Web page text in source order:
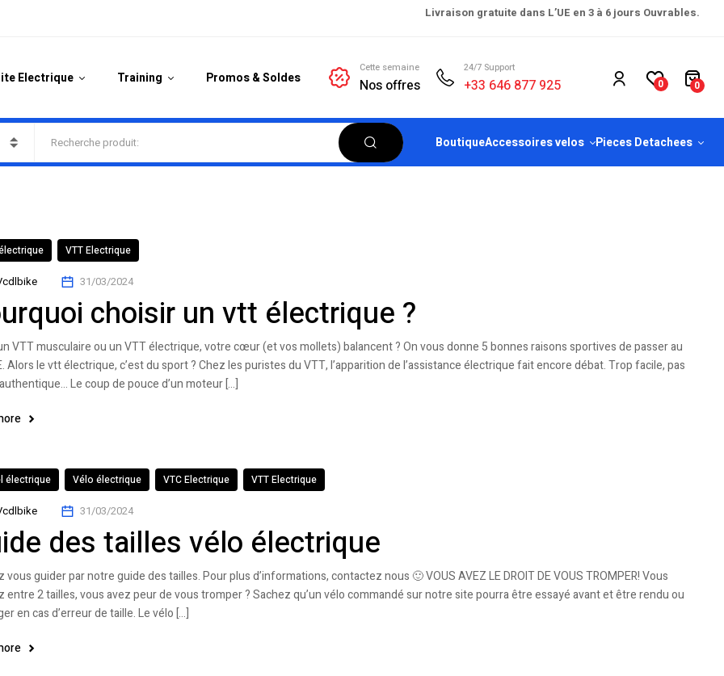
Livraison gratuite dans L’UE en 3 à 6 jours Ouvrables.
Electrique Training Promos & Soldes
Cette semaine
Nos offres
24/7 Support
+33 646 877 925 0 0
BoutiqueAccessoires velos Pieces Detachees
VTT Electrique
31/03/2024
choisir un vtt électrique ?
VTT musculaire ou un VTT électrique, votre cœur (et vos mollets) balancent ? On vous donne 5 bonnes raisons sportives de passer au
Alors le vtt électrique, c’est du sport ? Chez les puristes du VTT, l’apparition de l’assistance électrique fait encore débat. Trop facile, pas
Le coup de pouce d’un moteur […]
électrique Vélo électrique VTC Electrique VTT Electrique
31/03/2024
des tailles vélo électrique
vous guider par notre guide des tailles. Pour plus d’informations, contactez nous 🙂 VOUS AVEZ LE DROIT DE VOUS TROMPER! Vous
entre 2 tailles, vous avez peur de vous tromper ? Sachez qu’un vélo commandé sur notre site pourra être essayé avant et être rendu ou
en cas d’erreur de taille. Le vélo […]